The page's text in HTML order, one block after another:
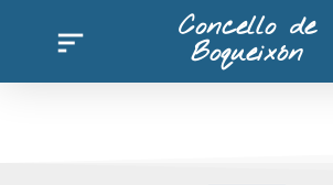
Concello de
Boqueixón